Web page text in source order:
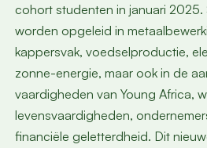
cohort studenten in januari 2025.
worden opgeleid in
kappersvak, voedselproductie,
zonne-energie, maar ook in de
vaardigheden van Young Africa,
levensvaardigheden,
financiële geletterdheid. Dit